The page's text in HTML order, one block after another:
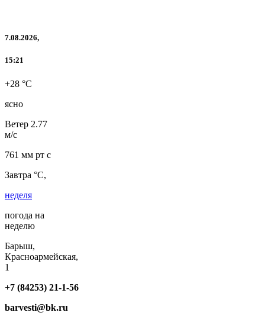
7.08.2026,
15:21
+28 °C
ясно
Ветер 2.77
м/с
761 мм рт с
Завтра °C,
неделя
погода на
неделю
Барыш,
Красноармейская,
1
+7 (84253) 21-1-56
barvesti@bk.ru